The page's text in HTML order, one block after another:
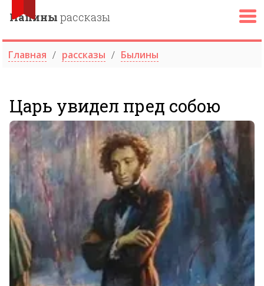
Папины рассказы
Главная рассказы Былины
Царь увидел пред собою